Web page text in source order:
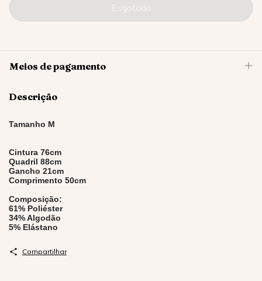
Meios de pagamento
Descrição
Tamanho M
Cintura 76cm
Quadril 88cm
Gancho 21cm
Comprimento 50cm
Composição:
61% Poliéster
34% Algodão
5% Elástano
Compartilhar